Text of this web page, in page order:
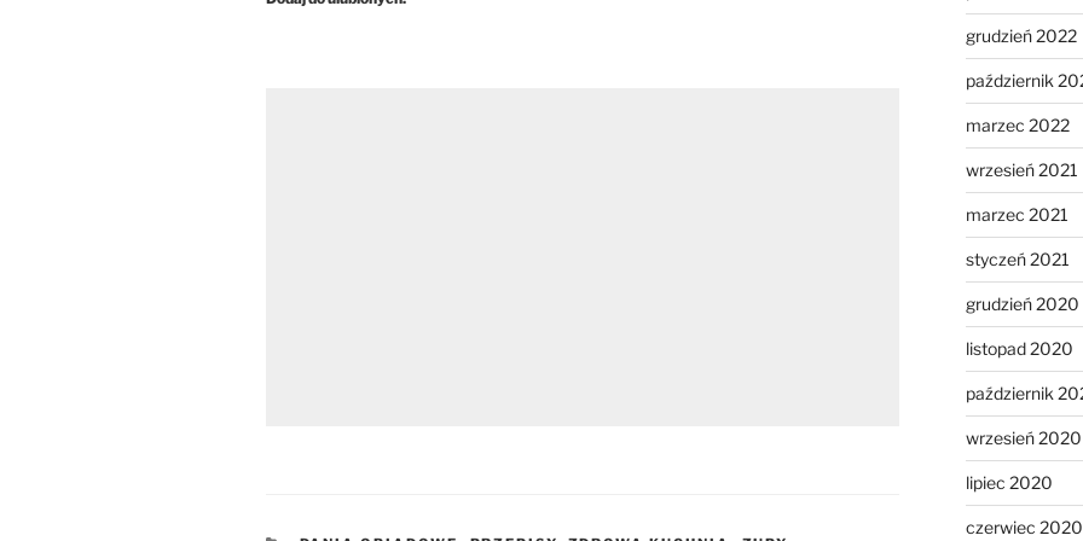
grudzień 2022
październik
marzec 2022
wrzesień 2021
marzec 2021
styczeń 2021
grudzień 2020
listopad 2020
październik
wrzesień 2020
lipiec 2020
czerwiec 2020